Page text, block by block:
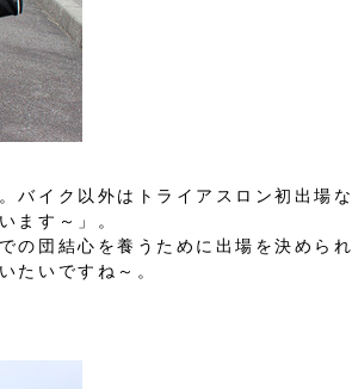
バイク以外はトライアスロン初出場な
ます～」。
の団結心を養うために出場を決められ
たいですね～。